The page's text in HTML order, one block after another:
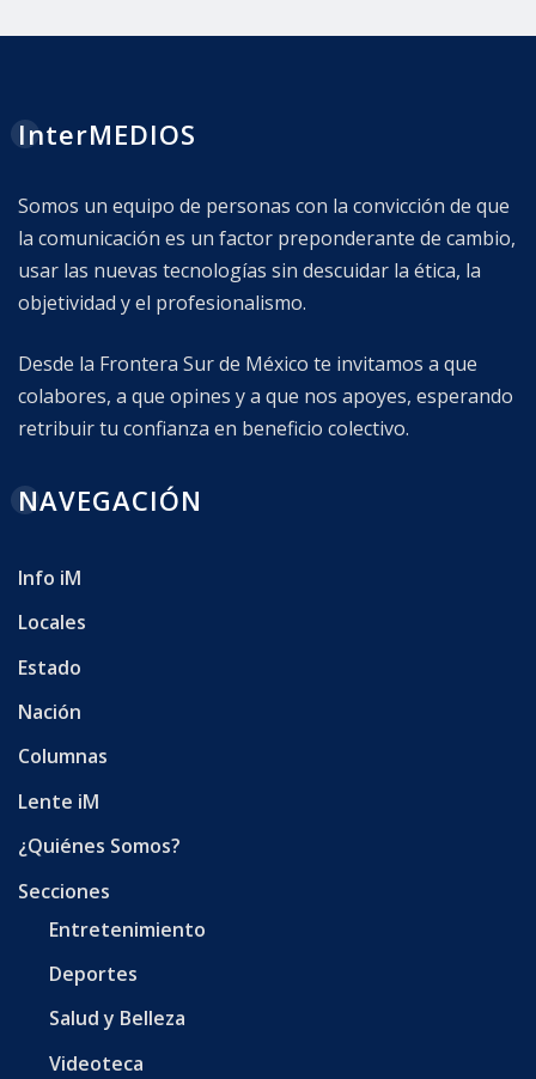
InterMEDIOS
Somos un equipo de personas con la convicción de que
la comunicación es un factor preponderante de cambio,
usar las nuevas tecnologías sin descuidar la ética, la
objetividad y el profesionalismo.
Desde la Frontera Sur de México te invitamos a que
colabores, a que opines y a que nos apoyes, esperando
retribuir tu confianza en beneficio colectivo.
NAVEGACIÓN
Info iM
Locales
Estado
Nación
Columnas
Lente iM
¿Quiénes Somos?
Secciones
Entretenimiento
Deportes
Salud y Belleza
Videoteca